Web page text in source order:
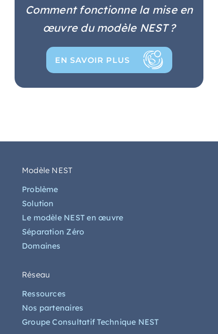
Comment fonctionne la mise en
œuvre du modèle NEST ?
EN SAVOIR PLUS
Modèle NEST
Problème
Solution
Le modèle NEST en œuvre
Séparation Zéro
Domaines
Réseau
Ressources
Nos partenaires
Groupe Consultatif Technique NEST